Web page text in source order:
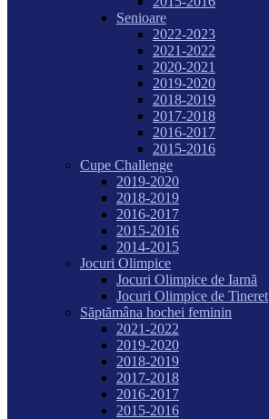
Senioare
2022-2023
2021-2022
2020-2021
2019-2020
2018-2019
2017-2018
2016-2017
2015-2016
Cupe Challenge
2019-2020
2018-2019
2016-2017
2015-2016
2014-2015
Jocuri Olimpice
Jocuri Olimpice de Iarnă
Jocuri Olimpice de Tineret
Săptămâna hochei feminin
2021-2022
2019-2020
2018-2019
2017-2018
2016-2017
2015-2016